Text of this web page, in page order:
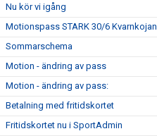
Nu kör vi igång
Motionspass STARK 30/6 Kvarnkojan
Sommarschema
Motion - ändring av pass
Motion - ändring av pass:
Betalning med fritidskortet
Fritidskortet nu i SportAdmin